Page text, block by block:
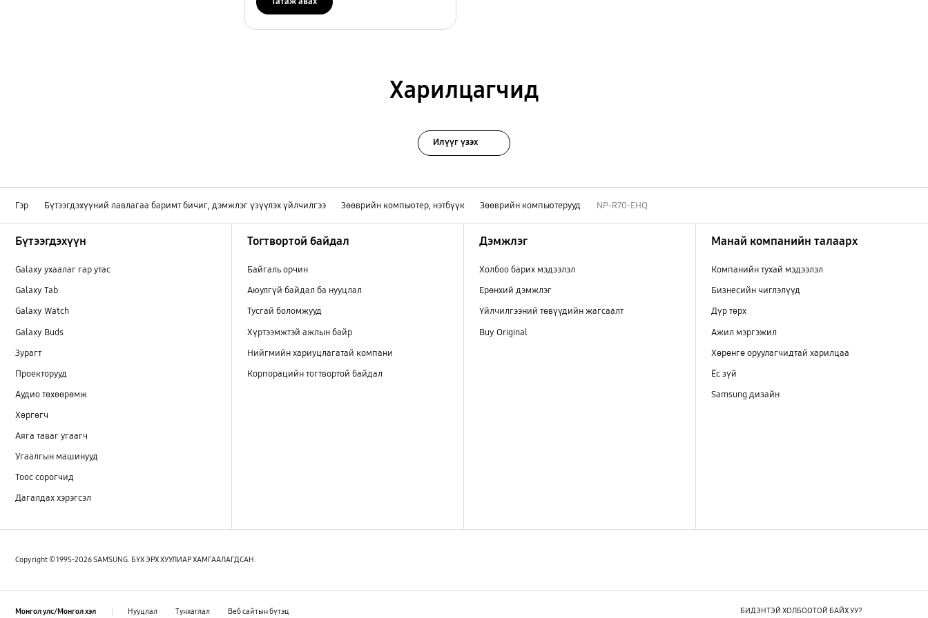
Харилцагчид
Илүүг үзэх
Гэр Бүтээгдэхүүний лавлагаа баримт бичиг, дэмжлэг үзүүлэх үйлчилгээ Зөөврийн компьютер, нэтбүүк Зөөврийн компьютерууд NP-R70-EHQ
Бүтээгдэхүүн
Galaxy ухаалаг гар утас
Galaxy Tab
Galaxy Watch
Galaxy Buds
Зурагт
Проекторууд
Аудио төхөөрөмж
Хөргөгч
Аяга таваг угаагч
Угаалгын машинууд
Тоос сорогчид
Дагалдах хэрэгсэл
Тогтвортой байдал
Байгаль орчин
Аюулгүй байдал ба нууцлал
Тусгай боломжууд
Хүртээмжтэй ажлын байр
Нийгмийн хариуцлагатай компани
Корпорацийн тогтвортой байдал
Дэмжлэг
Холбоо барих мэдээлэл
Ерөнхий дэмжлэг
Үйлчилгээний төвүүдийн жагсаалт
Buy Original
Манай компанийн талаарх
Компанийн тухай мэдээлэл
Бизнесийн чиглэлүүд
Дүр төрх
Ажил мэргэжил
Хөрөнгө оруулагчидтай харилцаа
Ёс зүй
Samsung дизайн
Copyright © 1995-2026 SAMSUNG. БҮХ ЭРХ ХУУЛИАР ХАМГААЛАГДСАН.
Монгол улс/Монгол хэл Нууцлал Тунхаглал Веб сайтын бүтэц БИДЭНТЭЙ ХОЛБООТОЙ БАЙХ УУ?